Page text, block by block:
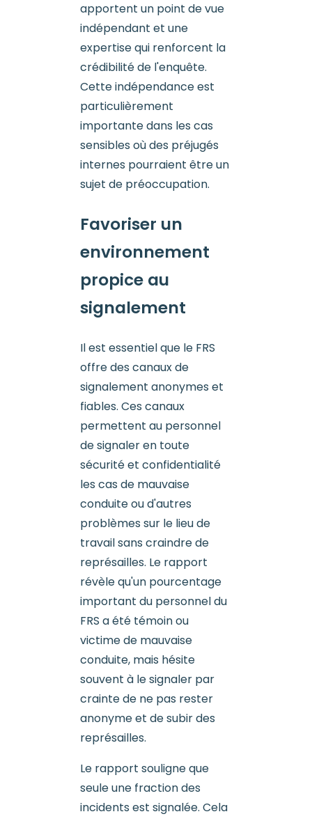
apportent un point de vue
indépendant et une
expertise qui renforcent la
crédibilité de l'enquête.
Cette indépendance est
particulièrement
importante dans les cas
sensibles où des préjugés
internes pourraient être un
sujet de préoccupation.
Favoriser un
environnement
propice au
signalement
Il est essentiel que le FRS
offre des canaux de
signalement anonymes et
fiables. Ces canaux
permettent au personnel
de signaler en toute
sécurité et confidentialité
les cas de mauvaise
conduite ou d'autres
problèmes sur le lieu de
travail sans craindre de
représailles. Le rapport
révèle qu'un pourcentage
important du personnel du
FRS a été témoin ou
victime de mauvaise
conduite, mais hésite
souvent à le signaler par
crainte de ne pas rester
anonyme et de subir des
représailles.
Le rapport souligne que
seule une fraction des
incidents est signalée. Cela